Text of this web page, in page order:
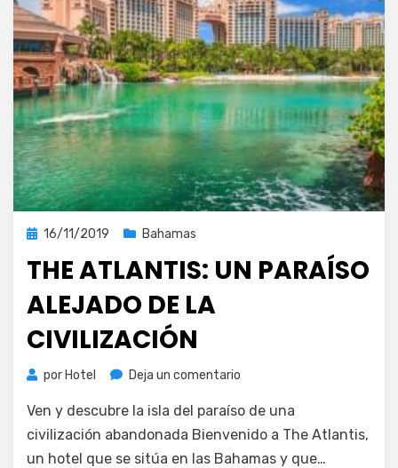
Publicada
16/11/2019 Bahamas
THE ATLANTIS: UN PARAÍSO
ALEJADO DE LA
CIVILIZACIÓN
por Hotel Deja un comentario
Atlantis:
un
paraíso
Ven y descubre la isla del paraíso de una
civilización abandonada Bienvenido a The Atlantis,
un hotel que se sitúa en las Bahamas y que…